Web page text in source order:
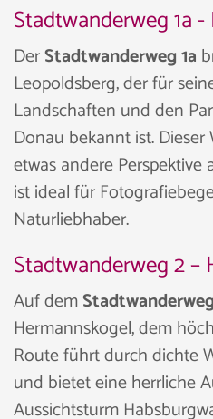
Stadtwanderweg 1a
DerStadtwanderweg 1a
Leopoldsberg, der für
Landschaften und den
Donau bekannt ist.
etwas andere
ist ideal für
Naturliebhaber.
Stadtwanderweg 2 –
Auf dem
Hermannskogel, dem
Route führt durch dichte
und bietet eine herrliche
Aussichtsturm